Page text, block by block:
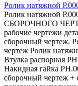
Ролик натяжной
Ролик натяжной
СБОРОЧНОГО
рабочие чертежи
сборочный чертеж.
чертеж Ролик
Втулка распорная
Накидная гайка
сборочный чертеж +